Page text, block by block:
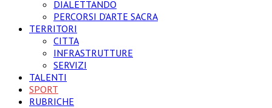
DIALETTANDO
PERCORSI D’ARTE SACRA
TERRITORI
CITTA
INFRASTRUTTURE
SERVIZI
TALENTI
SPORT
RUBRICHE